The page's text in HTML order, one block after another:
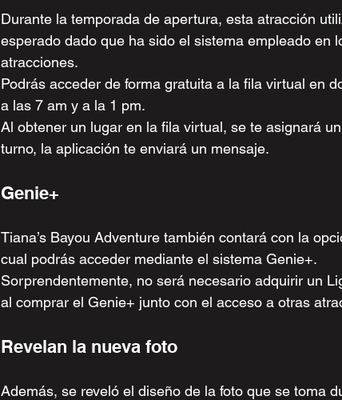
Durante la temporada de apertura, esta atracción
esperado dado que ha sido el sistema empleado en
atracciones.
Podrás acceder de forma gratuita a la fila virtual en
a las 7 am y a la 1 pm.
Al obtener un lugar en la fila virtual, se te asignará
turno, la aplicación te enviará un mensaje.
Genie+
Tiana’s Bayou Adventure también contará con la
cual podrás acceder mediante el sistema Genie+.
Sorprendentemente, no será necesario adquirir un
al comprar el Genie+ junto con el acceso a otras
Revelan la nueva foto
Además, se reveló el diseño de la foto que se toma